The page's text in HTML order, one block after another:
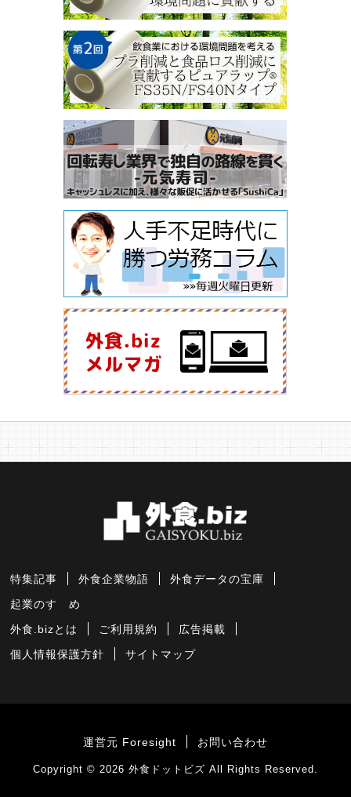
特集記事 外食企業物語 外食データの宝庫
起業のすゝめ
外食.bizとは ご利用規約 広告掲載
個人情報保護方針 サイトマップ
運営元 Foresight お問い合わせ
Copyright © 2026 外食ドットビズ All Rights Reserved.